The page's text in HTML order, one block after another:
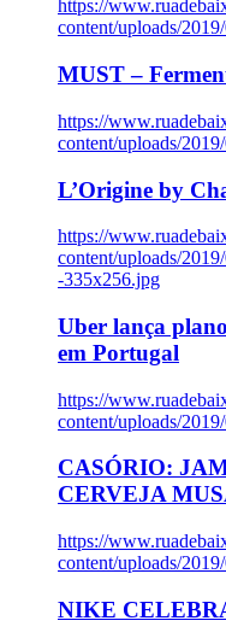
https://
content/uploads/
MUST –
https://
content/uploads/
L’Origine by
https://
content/uploads/
-335x256.jpg
Uber lança
em Portugal
https://
content/uploads/
CASÓRIO:
CERVEJA
https://
content/uploads/
NIKE